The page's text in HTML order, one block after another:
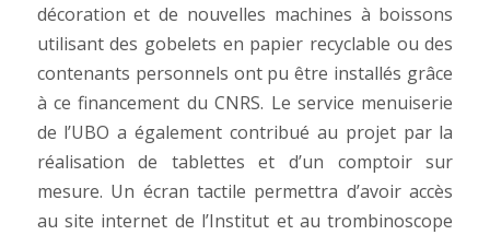
décoration et de nouvelles machines à boissons
utilisant des gobelets en papier recyclable ou des
contenants personnels ont pu être installés grâce
à ce financement du CNRS. Le service menuiserie
de l’UBO a également contribué au projet par la
réalisation de tablettes et d’un comptoir sur
mesure. Un écran tactile permettra d’avoir accès
au site internet de l’Institut et au trombinoscope